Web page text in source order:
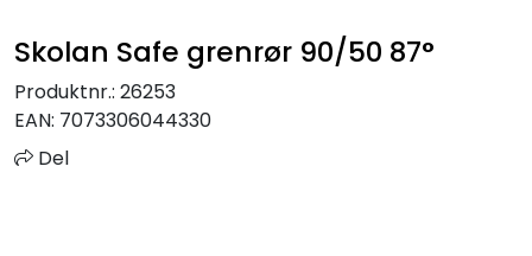
Skolan Safe grenrør 90/50 87°
Produktnr.: 26253
EAN: 7073306044330
Del
Varmeanlegg
Outlet